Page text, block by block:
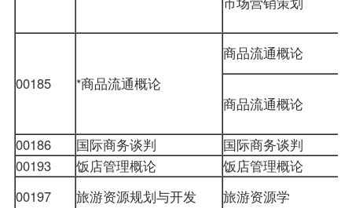
00185 *商品流通概论
商品流通概论
商品流通概论
00186 国际商务谈判 国际商务谈判
00193
饭店管理概论 饭店管理概论
00197
旅游资源规划与开发 旅游资源学